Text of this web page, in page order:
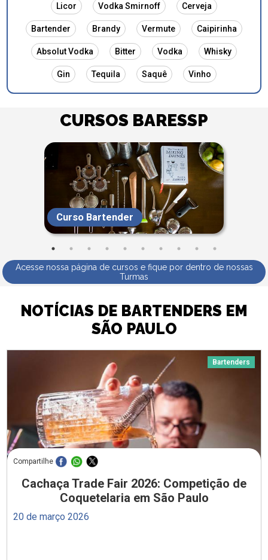
Licor Vodka Smirnoff Cerveja
Bartender Brandy Vermute Caipirinha
Absolut Vodka Bitter Vodka Whisky
Gin Tequila Saquê Vinho
CURSOS BARESSP
Curso Bartender
Acesse nossa página de cursos e fique por dentro de nossas
Turmas
NOTÍCIAS DE BARTENDERS EM
SÃO PAULO
Bartenders
Compartilhe
Cachaça Trade Fair 2026: Competição de
Coquetelaria em São Paulo
20 de março 2026